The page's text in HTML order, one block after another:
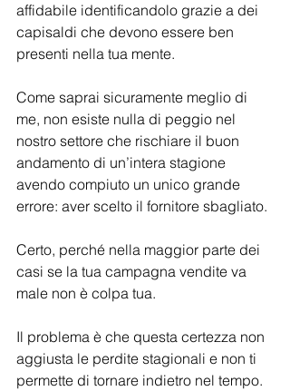
affidabile identificandolo grazie a dei
capisaldi che devono essere ben
presenti nella tua mente.
Come saprai sicuramente meglio di
me, non esiste nulla di peggio nel
nostro settore che rischiare il buon
andamento di un’intera stagione
avendo compiuto un unico grande
errore: aver scelto il fornitore sbagliato.
Certo, perché nella maggior parte dei
casi se la tua campagna vendite va
male non è colpa tua.
Il problema è che questa certezza non
aggiusta le perdite stagionali e non ti
permette di tornare indietro nel tempo.